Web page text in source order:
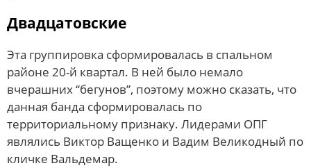
Двадцатовские
Эта группировка сформировалась в спальном
районе 20-й квартал. В ней было немало
вчерашних “бегунов”, поэтому можно сказать, что
данная банда сформировалась по
территориальному признаку. Лидерами ОПГ
являлись Виктор Ващенко и Вадим Великодный по
кличке Вальдемар.